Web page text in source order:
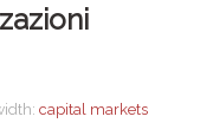
capital markets